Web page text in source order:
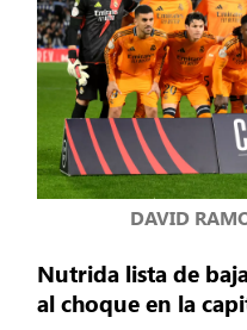
DAVID
Nutrida lista de
al choque en la